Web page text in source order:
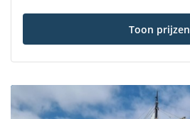
Toon prijzen